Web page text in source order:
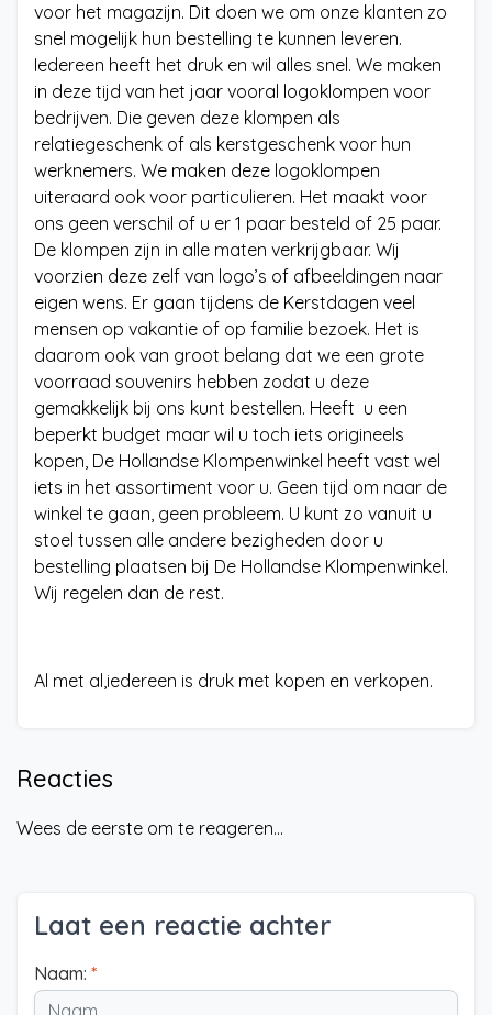
voor het magazijn. Dit doen we om onze klanten zo
snel mogelijk hun bestelling te kunnen leveren.
Iedereen heeft het druk en wil alles snel. We maken
in deze tijd van het jaar vooral logoklompen voor
bedrijven. Die geven deze klompen als
relatiegeschenk of als kerstgeschenk voor hun
werknemers. We maken deze logoklompen
uiteraard ook voor particulieren. Het maakt voor
ons geen verschil of u er 1 paar besteld of 25 paar.
De klompen zijn in alle maten verkrijgbaar. Wij
voorzien deze zelf van logo’s of afbeeldingen naar
eigen wens. Er gaan tijdens de Kerstdagen veel
mensen op vakantie of op familie bezoek. Het is
daarom ook van groot belang dat we een grote
voorraad souvenirs hebben zodat u deze
gemakkelijk bij ons kunt bestellen. Heeft u een
beperkt budget maar wil u toch iets origineels
kopen, De Hollandse Klompenwinkel heeft vast wel
iets in het assortiment voor u. Geen tijd om naar de
winkel te gaan, geen probleem. U kunt zo vanuit u
stoel tussen alle andere bezigheden door u
bestelling plaatsen bij De Hollandse Klompenwinkel.
Wij regelen dan de rest.
Al met al,iedereen is druk met kopen en verkopen.
Reacties
Wees de eerste om te reageren...
Laat een reactie achter
Naam: *